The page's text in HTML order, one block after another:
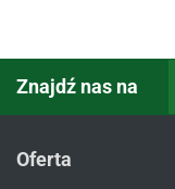
Znajdź nas na
Oferta